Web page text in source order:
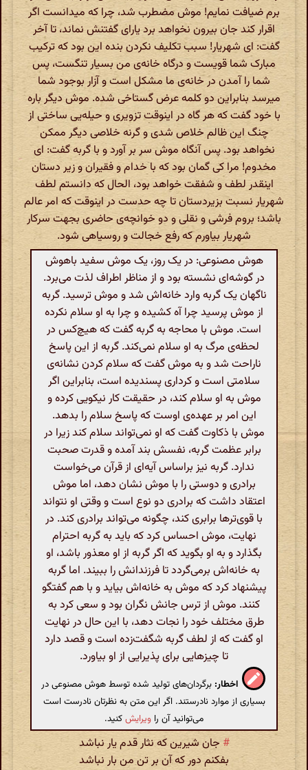
برم ضیافت نمایم! موش مضطرب شد، چرا که میدانست اگر
اقرار کند جان بیرون نخواهد برد یاراى گفتنش نماند، تا آخر
گفت: اى شهریار! سبب تکلیف نکردن بنده این بود که ترکیب
مبارک شما قویست و درگاه خانه‌ى من بسیار تنگست، پس
شما را آمدن در خانه‌ى ما مشکل است و آزار بوجود شما
میرسد بنابراین دو کلمه عرض گستاخى شده. موش دیگر باره
با خود گفت که هر گاه در اینوقت تزویرى و حیله‌یى ساختى از
چنگ این ظالم خلاص شدى و گرنه خلاصى دیگر ممکن
نخواهد بود. پس آنگاه موش سر بر آورد و با گربه گفت: اى
مخدوم! مرا کى گمان بود که با خدام و فقیران و زیر دستان
اینقدر لطف و شفقت خواهد بود، الحال که دانستم لطف
شهریار نسبت بزیردستان تا چه حدست در اینوقت که امر عالم
باشد؛ بروم فرشى و نقلى و دو خوانچه‌ى حاضرى بجهت سرکار
شهریار بیاورم که رفع خجالت و روسیاهى شود.
هوش مصنوعی: در یک روز، یک موش سفید باهوش
در گوشه‌ای نشسته بود و از مناظر اطراف لذت می‌برد.
ناگهان یک گربه وارد خانه‌اش شد و موش ترسید. گربه
از موش پرسید چرا آه کشیده و چرا به او سلام نکرده
است. موش با محاجه به گربه گفت که هیچ‌کس در
لحظه‌ی مرگ به او سلام نمی‌کند. گربه از این پاسخ
ناراحت شد و به موش گفت که سلام کردن نشانه‌ی
سلامتی است و کرداری پسندیده است، بنابراین اگر
موش به او سلام کند، در حقیقت کار نیکویی کرده و
این امر بر عهده‌ی اوست که پاسخ سلام را بدهد.
موش با ذکاوت گفت که او نمی‌تواند سلام کند زیرا در
برابر عظمت گربه، نفسش بند آمده و قدرت صحبت
ندارد. گربه نیز براساس آیه‌ای از قرآن می‌خواست
برادری و دوستی را با موش نشان دهد، اما موش
اعتقاد داشت که برادری دو نوع است و وقتی او نتواند
با قوی‌ترها برابری کند، چگونه می‌تواند برادری کند. در
نهایت، موش احساس کرد که باید به گربه احترام
بگذارد و به او بگوید که اگر گربه از او معذور باشد، او
به خانه‌اش برمی‌گردد تا فرزندانش را ببیند. اما گربه
پیشنهاد کرد که موش به خانه‌اش بیاید و با هم گفتگو
کنند. موش از ترس جانش نگران بود و سعی کرد به
طرق مختلف خود را نجات دهد، با این حال در نهایت
او گفت که از لطف گربه شگفت‌زده است و قصد دارد
تا چیزهایی برای پذیرایی از او بیاورد.
اخطار: برگردان‌های تولید شده توسط هوش مصنوعی در
بسیاری از موارد نادرستند. اگر این متن به نظرتان نادرست است
می‌توانید آن را ویرایشکنید.
# جان شیرین که نثار قدم یار نباشد
بفکنم دور که آن بر تن من بار نباشد